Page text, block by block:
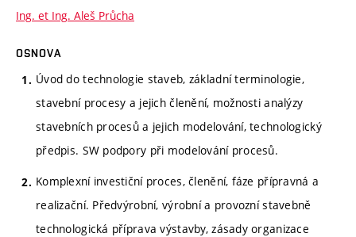
Ing. et Ing. Aleš Průcha
OSNOVA
Úvod do technologie staveb, základní terminologie,
stavební procesy a jejich členění, možnosti analýzy
stavebních procesů a jejich modelování, technologický
předpis. SW podpory při modelování procesů.
Komplexní investiční proces, členění, fáze přípravná a
realizační. Předvýrobní, výrobní a provozní stavebně
technologická příprava výstavby, zásady organizace